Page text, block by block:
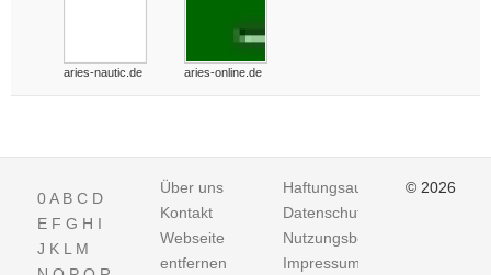
aries-nautic.de aries-online.de
0A B C D
E F G H I
J K L M
Über uns
Kontakt
Webseite
entfernen
Haftungsausschluss
Datenschutz
Nutzungsbedingungen
Impressum
© 2026